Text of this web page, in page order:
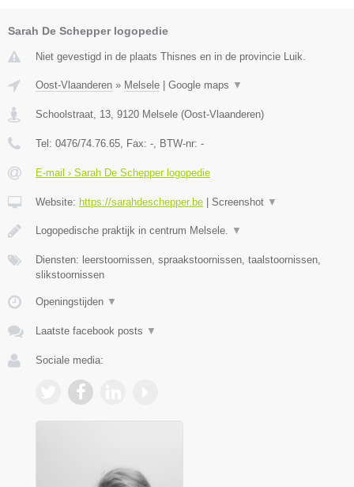
Sarah De Schepper logopedie
Niet gevestigd in de plaats Thisnes en in de provincie Luik.
Oost-Vlaanderen » Melsele Google maps ▼
Schoolstraat, 13, 9120 Melsele (Oost-Vlaanderen)
Tel: 0476/74.76.65, Fax: -, BTW-nr: -
E-mail › Sarah De Schepper logopedie
Website: https://sarahdeschepper.be Screenshot ▼
Logopedische praktijk in centrum Melsele. ▼
Diensten: leerstoornissen, spraakstoornissen, taalstoornissen,
slikstoornissen
Openingstijden ▼
Laatste facebook posts ▼
Sociale media: